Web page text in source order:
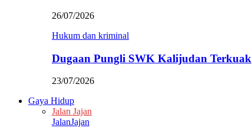
26/07/2026
Hukum dan kriminal
Dugaan Pungli SWK Kalijudan Terkuak
23/07/2026
Gaya Hidup
Jalan Jajan
JalanJajan